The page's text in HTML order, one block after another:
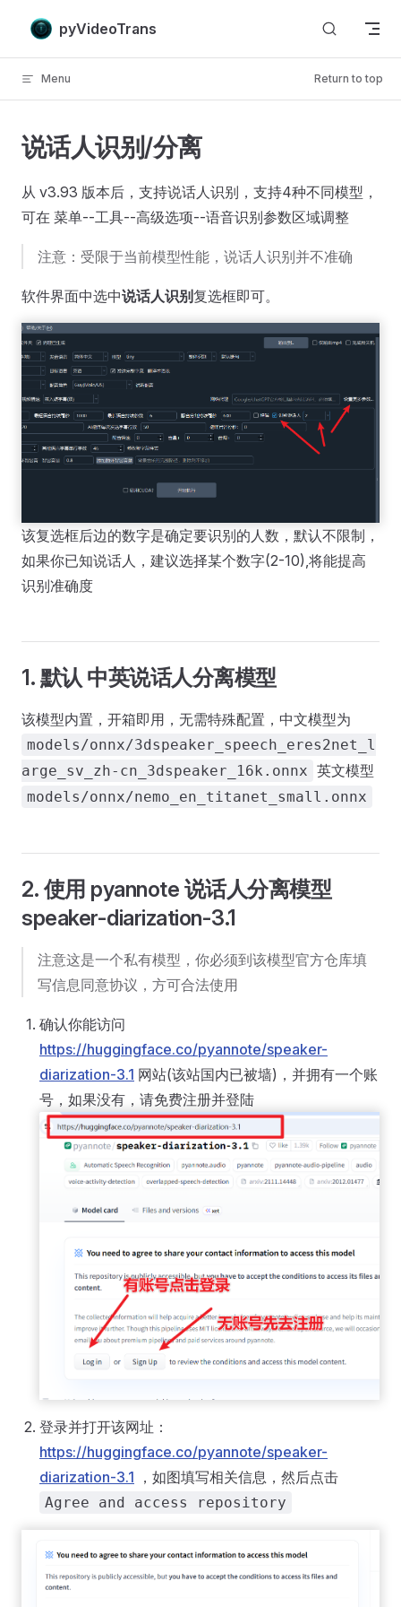
Skip to content
pyVideoTrans
Menu Return to top
说话人识别/分离
从 v3.93 版本后，支持说话人识别，支持4种不同模型，
可在 菜单--工具--高级选项--语音识别参数区域调整
注意：受限于当前模型性能，说话人识别并不准确
软件界面中选中说话人识别复选框即可。
该复选框后边的数字是确定要识别的人数，默认不限制，
如果你已知说话人，建议选择某个数字(2-10),将能提高
识别准确度
1. 默认 中英说话人分离模型
该模型内置，开箱即用，无需特殊配置，中文模型为
models/onnx/3dspeaker_speech_eres2net_l
arge_sv_zh-cn_3dspeaker_16k.onnx 英文模型
models/onnx/nemo_en_titanet_small.onnx
2. 使用 pyannote 说话人分离模型
speaker-diarization-3.1
注意这是一个私有模型，你必须到该模型官方仓库填
写信息同意协议，方可合法使用
确认你能访问
https://huggingface.co/pyannote/speaker-
diarization-3.1 网站(该站国内已被墙)，并拥有一个账
号，如果没有，请免费注册并登陆
登录并打开该网址：
https://huggingface.co/pyannote/speaker-
diarization-3.1 ，如图填写相关信息，然后点击
Agree and access repository